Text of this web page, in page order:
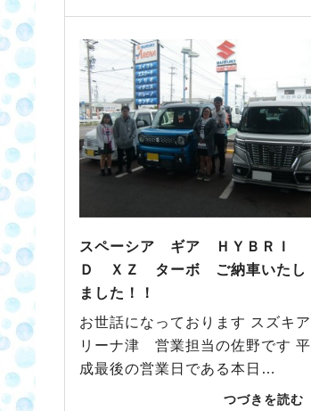
スペーシア ギア ＨＹＢＲＩ
Ｄ ＸＺ ターボ ご納車いたし
ました！！
お世話になっております スズキア
リーナ津 営業担当の佐野です 平
成最後の営業日である本日…
つづきを読む